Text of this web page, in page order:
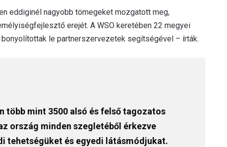
eddiginél nagyobb tömegeket mozgatott meg,
erejét. A WSO keretében 22 megyei
le partnerszervezetek segítségével – írták.
több mint 3500 alsó és felső tagozatos
ország minden szegletéből érkezve
tehetségüket és egyedi látásmódjukat.